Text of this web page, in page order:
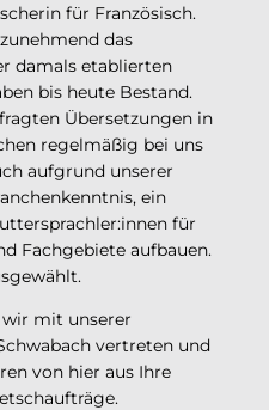
für Französisch.
das
damals etablierten
bis heute Bestand.
Übersetzungen in
regelmäßig bei uns
aufgrund unserer
ein
für
Fachgebiete aufbauen.
wir mit unserer
vertreten und
von hier aus Ihre